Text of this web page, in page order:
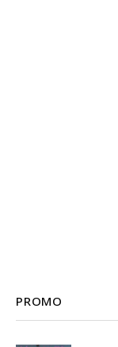
PROMO